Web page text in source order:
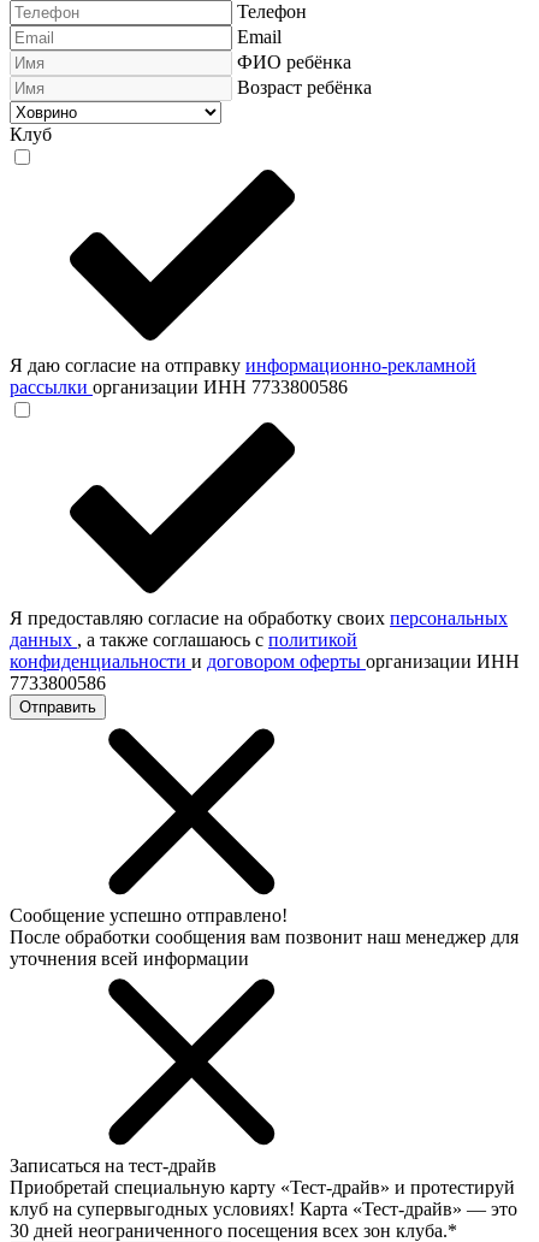
Телефон
Email
ФИО ребёнка
Возраст ребёнка
Клуб
Я даю согласие на отправку информационно-рекламной
рассылки организации ИНН 7733800586
Я предоставляю согласие на обработку своих персональных
данных , а также соглашаюсь с политикой
конфиденциальности и договором оферты организации ИНН
7733800586
Отправить
Сообщение успешно отправлено!
После обработки сообщения вам позвонит наш менеджер для
уточнения всей информации
Записаться на тест-драйв
Приобретай специальную карту «Тест-драйв» и протестируй
клуб на супервыгодных условиях! Карта «Тест-драйв» — это
30 дней неограниченного посещения всех зон клуба.*